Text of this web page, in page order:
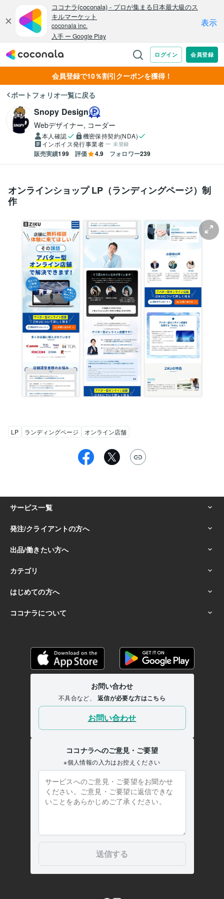
会員登録で10％割引クーポンを獲得！
ポートフォリオ一覧に戻る
Snopy Design
Webデザイナー, コーダー
本人確認
機密保持契約(NDA)
インボイス発行事業者
未登録
販売実績199 評価 4.9 フォロワー239
オンラインショップ LP（ランディングページ）制
作
LP ランディングページ オンライン店舗